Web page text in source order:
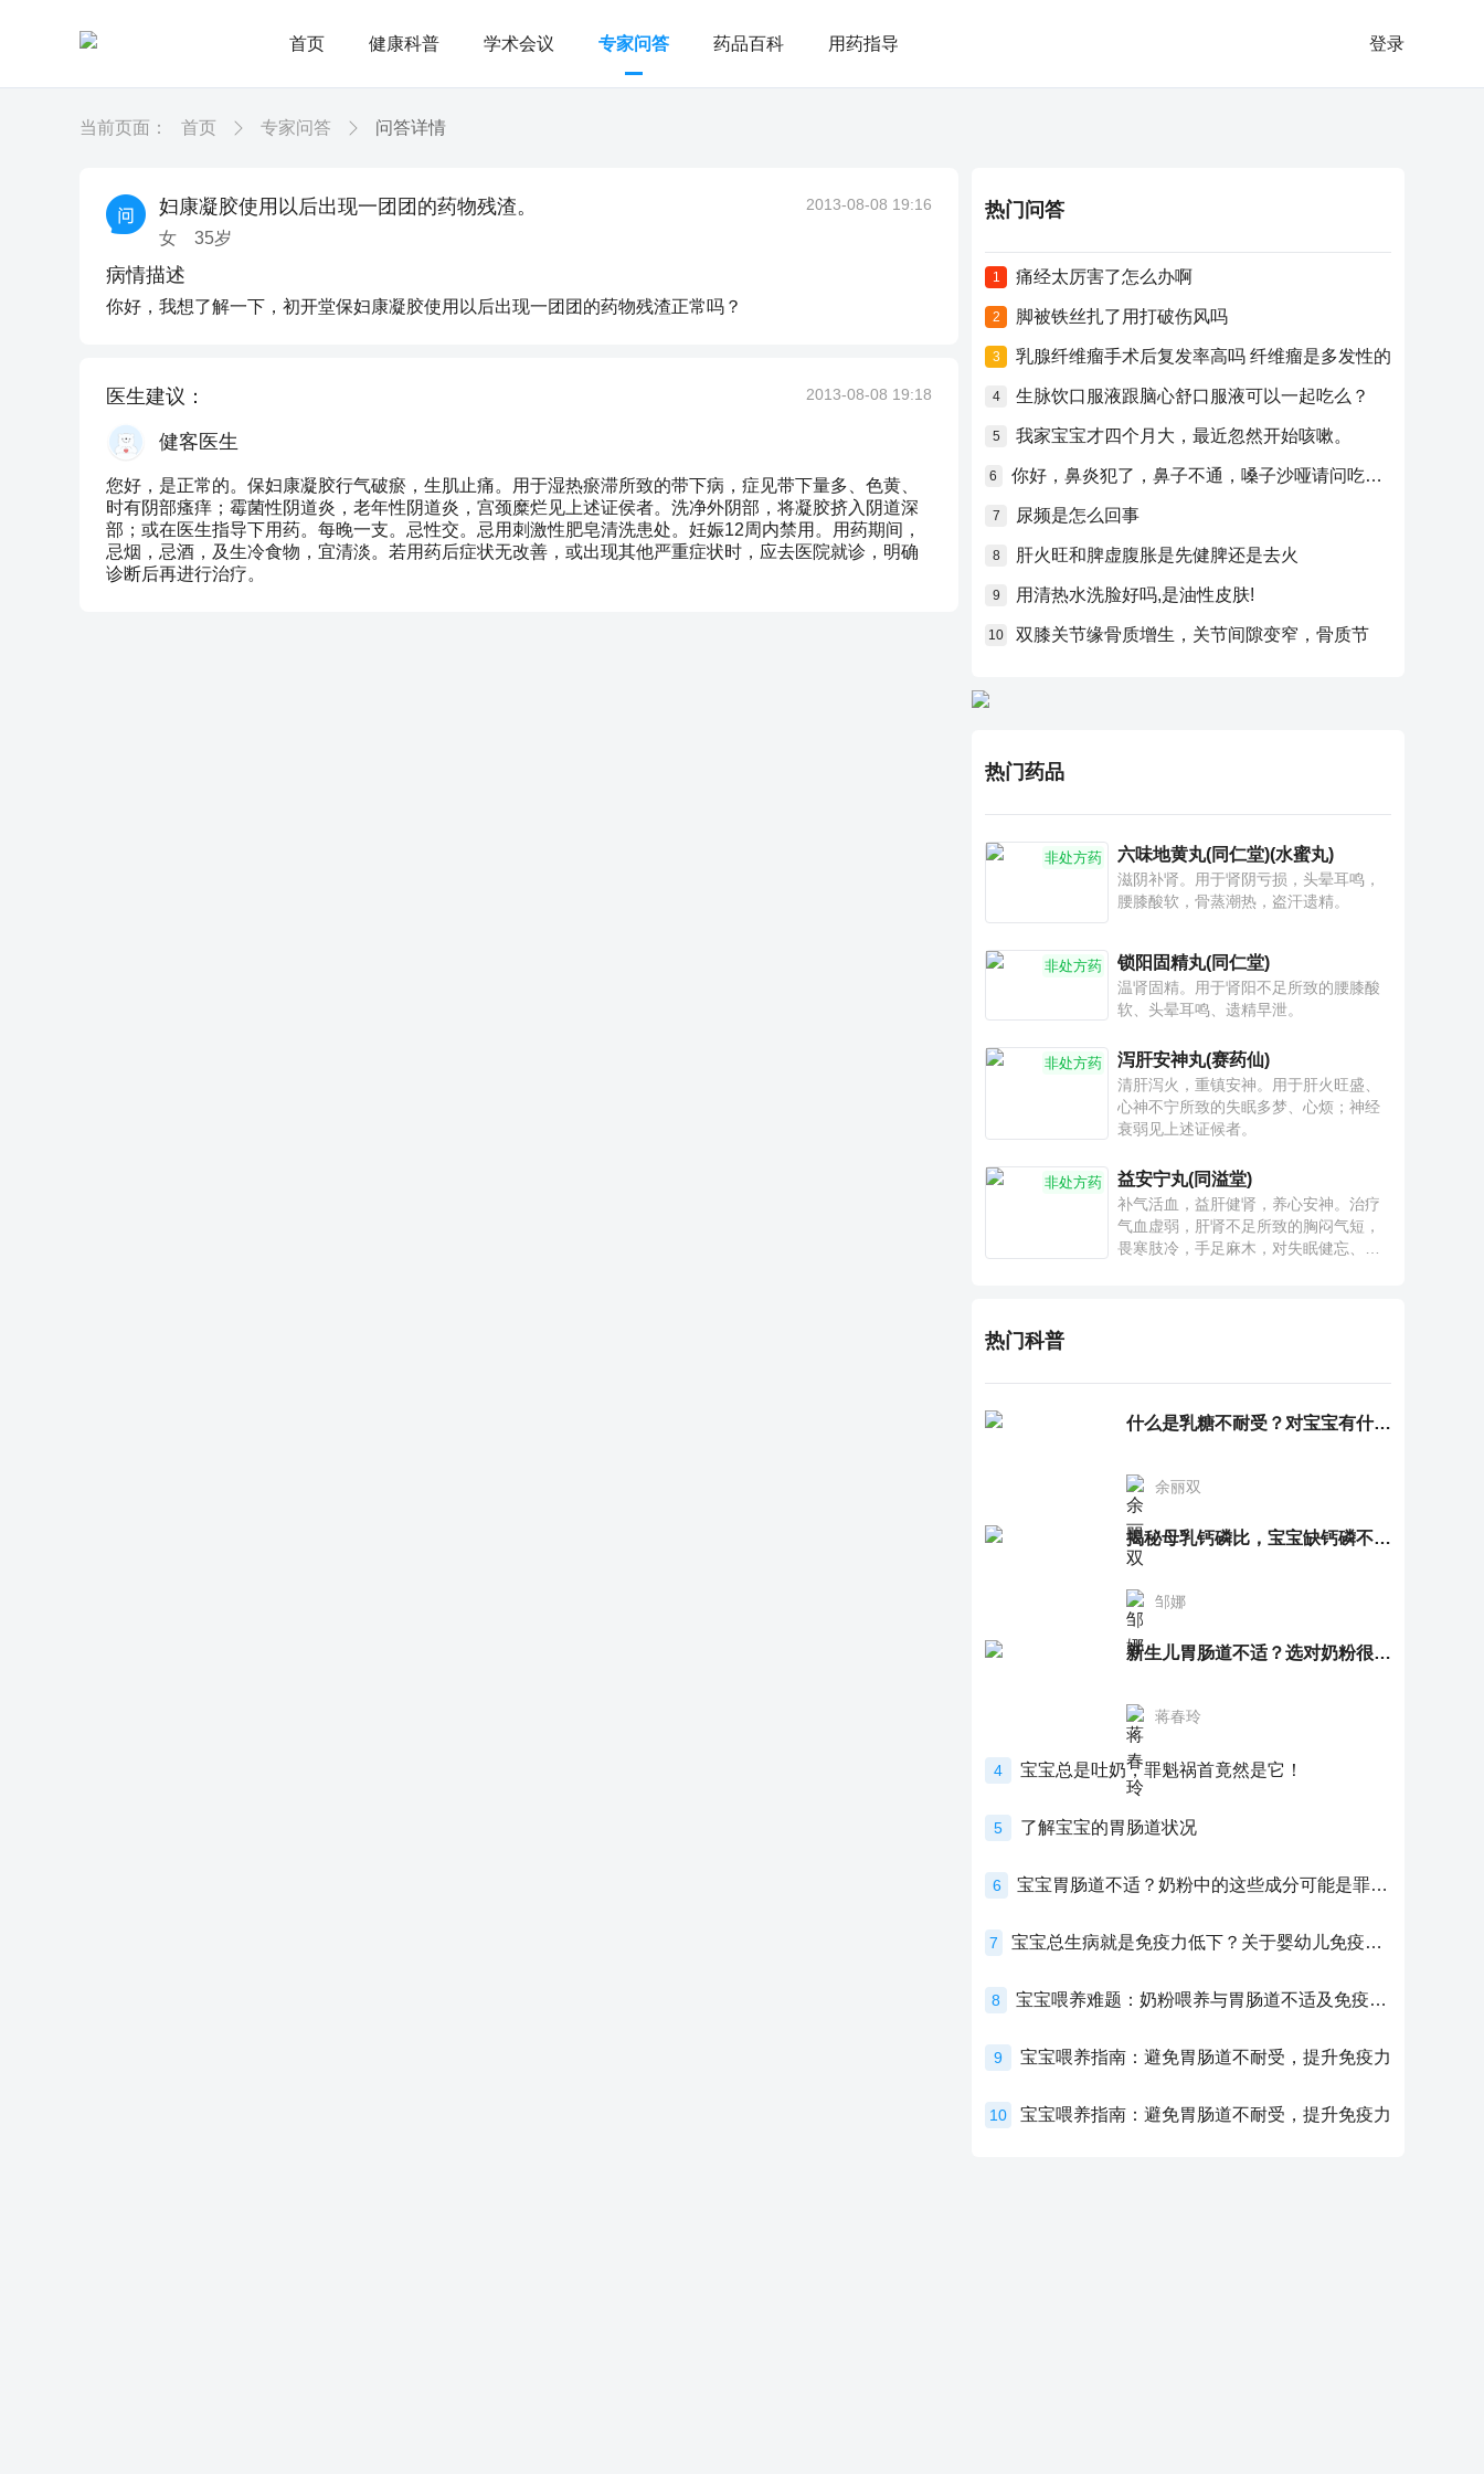
首页 健康科普 学术会议 专家问答 药品百科 用药指导 登录
当前页面： 首页 专家问答 问答详情
妇康凝胶使用以后出现一团团的药物残渣。
女 35岁
2013-08-08 19:16
病情描述
你好，我想了解一下，初开堂保妇康凝胶使用以后出现一团团的药物残渣正常吗？
医生建议： 2013-08-08 19:18
健客医生
您好，是正常的。保妇康凝胶行气破瘀，生肌止痛。用于湿热瘀滞所致的带下病，症见带下量多、色黄、
时有阴部瘙痒；霉菌性阴道炎，老年性阴道炎，宫颈糜烂见上述证侯者。洗净外阴部，将凝胶挤入阴道深
部；或在医生指导下用药。每晚一支。忌性交。忌用刺激性肥皂清洗患处。妊娠12周内禁用。用药期间，
忌烟，忌酒，及生冷食物，宜清淡。若用药后症状无改善，或出现其他严重症状时，应去医院就诊，明确
诊断后再进行治疗。
热门问答
1 痛经太厉害了怎么办啊
2 脚被铁丝扎了用打破伤风吗
3 乳腺纤维瘤手术后复发率高吗 纤维瘤是多发性的
4 生脉饮口服液跟脑心舒口服液可以一起吃么？
5 我家宝宝才四个月大，最近忽然开始咳嗽。
6 你好，鼻炎犯了，鼻子不通，嗓子沙哑请问吃什么药比较好？
7 尿频是怎么回事
8 肝火旺和脾虚腹胀是先健脾还是去火
9 用清热水洗脸好吗,是油性皮肤!
10 双膝关节缘骨质增生，关节间隙变窄，骨质节
热门药品
非处方药 六味地黄丸(同仁堂)(水蜜丸)
滋阴补肾。用于肾阴亏损，头晕耳鸣，
腰膝酸软，骨蒸潮热，盗汗遗精。
非处方药 锁阳固精丸(同仁堂)
温肾固精。用于肾阳不足所致的腰膝酸
软、头晕耳鸣、遗精早泄。
非处方药 泻肝安神丸(赛药仙)
清肝泻火，重镇安神。用于肝火旺盛、
心神不宁所致的失眠多梦、心烦；神经
衰弱见上述证候者。
非处方药 益安宁丸(同溢堂)
补气活血，益肝健肾，养心安神。治疗
气血虚弱，肝肾不足所致的胸闷气短，
畏寒肢冷，手足麻木，对失眠健忘、神
热门科普
什么是乳糖不耐受？对宝宝有什么影响？
余丽双
揭秘母乳钙磷比，宝宝缺钙磷不再愁
邹娜
新生儿胃肠道不适？选对奶粉很重要！
蒋春玲
4 宝宝总是吐奶，罪魁祸首竟然是它！
5 了解宝宝的胃肠道状况
6 宝宝胃肠道不适？奶粉中的这些成分可能是罪魁祸首！
7 宝宝总生病就是免疫力低下？关于婴幼儿免疫力的真相，家长必须了解！
8 宝宝喂养难题：奶粉喂养与胃肠道不适及免疫力提升的奥秘
9 宝宝喂养指南：避免胃肠道不耐受，提升免疫力
10 宝宝喂养指南：避免胃肠道不耐受，提升免疫力